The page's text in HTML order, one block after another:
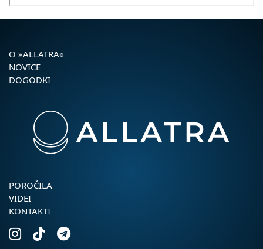
O »ALLATRA«
NOVICE
DOGODKI
POROČILA
VIDEI
KONTAKTI